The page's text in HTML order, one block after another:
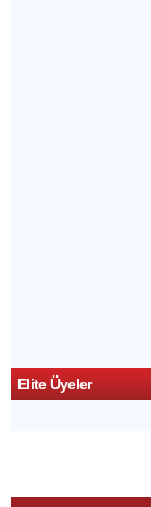
Elite Üyeler